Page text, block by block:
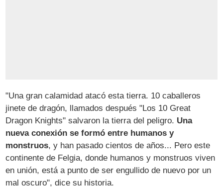
"Una gran calamidad atacó esta tierra. 10 caballeros
jinete de dragón, llamados después "Los 10 Great
Dragon Knights" salvaron la tierra del peligro. Una
nueva conexión se formó entre humanos y
monstruos, y han pasado cientos de años... Pero este
continente de Felgia, donde humanos y monstruos viven
en unión, está a punto de ser engullido de nuevo por un
mal oscuro", dice su historia.